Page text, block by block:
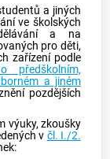
a jiných
ve školských
a na
pro děti,
zařízení podle
a jiném
pozdějších
výuky, zkoušky
v čl. I./2.